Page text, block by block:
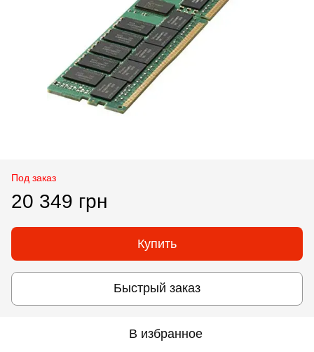
Под заказ
20 349 грн
Купить
Быстрый заказ
В избранное